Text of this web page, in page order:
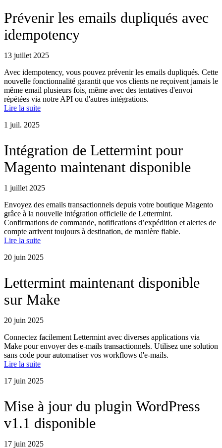
Prévenir les emails dupliqués avec
idempotency
13 juillet 2025
Avec idempotency, vous pouvez prévenir les emails dupliqués. Cette
nouvelle fonctionnalité garantit que vos clients ne reçoivent jamais le
même email plusieurs fois, même avec des tentatives d'envoi
répétées via notre API ou d'autres intégrations.
Lire la suite
1 juil. 2025
Intégration de Lettermint pour
Magento maintenant disponible
1 juillet 2025
Envoyez des emails transactionnels depuis votre boutique Magento
grâce à la nouvelle intégration officielle de Lettermint.
Confirmations de commande, notifications d’expédition et alertes de
compte arrivent toujours à destination, de manière fiable.
Lire la suite
20 juin 2025
Lettermint maintenant disponible
sur Make
20 juin 2025
Connectez facilement Lettermint avec diverses applications via
Make pour envoyer des e-mails transactionnels. Utilisez une solution
sans code pour automatiser vos workflows d'e-mails.
Lire la suite
17 juin 2025
Mise à jour du plugin WordPress
v1.1 disponible
17 juin 2025